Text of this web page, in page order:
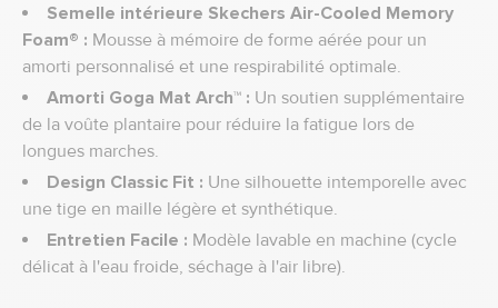
Semelle intérieure Skechers Air-Cooled Memory
Foam® : Mousse à mémoire de forme aérée pour un
amorti personnalisé et une respirabilité optimale.
Amorti Goga Mat Arch™ : Un soutien supplémentaire
de la voûte plantaire pour réduire la fatigue lors de
longues marches.
Design Classic Fit : Une silhouette intemporelle avec
une tige en maille légère et synthétique.
Entretien Facile : Modèle lavable en machine (cycle
délicat à l'eau froide, séchage à l'air libre).